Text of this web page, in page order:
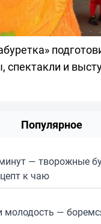
спектакли и
Популярное
— творожные
к чаю
молодость —